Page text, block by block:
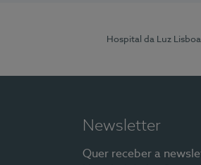
Hospital da Luz Lisboa
Newsletter
Quer receber a